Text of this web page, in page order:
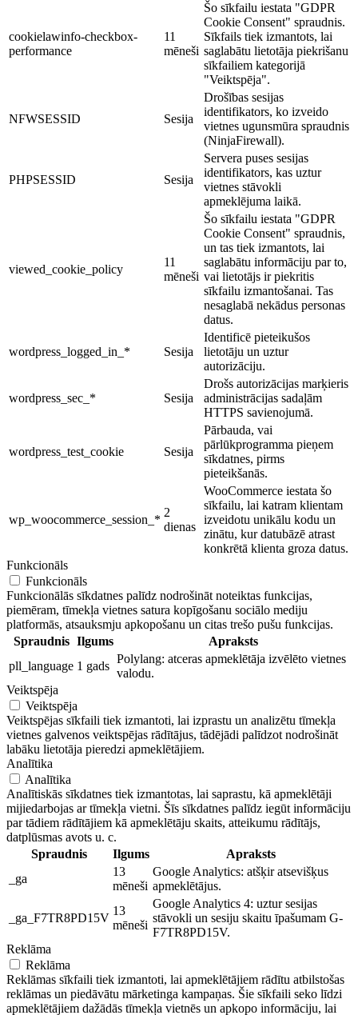
cookielawinfo-checkbox-
performance
11
mēneši
Šo sīkfailu iestata "GDPR
Cookie Consent" spraudnis.
Sīkfails tiek izmantots, lai
saglabātu lietotāja piekrišanu
sīkfailiem kategorijā
"Veiktspēja".
NFWSESSID Sesija
Drošības sesijas
identifikators, ko izveido
vietnes ugunsmūra spraudnis
(NinjaFirewall).
PHPSESSID Sesija
Servera puses sesijas
identifikators, kas uztur
vietnes stāvokli
apmeklējuma laikā.
viewed_cookie_policy
11
mēneši
Šo sīkfailu iestata "GDPR
Cookie Consent" spraudnis,
un tas tiek izmantots, lai
saglabātu informāciju par to,
vai lietotājs ir piekritis
sīkfailu izmantošanai. Tas
nesaglabā nekādus personas
datus.
wordpress_logged_in_* Sesija
Identificē pieteikušos
lietotāju un uztur
autorizāciju.
wordpress_sec_* Sesija
Drošs autorizācijas marķieris
administrācijas sadaļām
HTTPS savienojumā.
wordpress_test_cookie Sesija
Pārbauda, vai
pārlūkprogramma pieņem
sīkdatnes, pirms
pieteikšanās.
wp_woocommerce_session_*
2
dienas
WooCommerce iestata šo
sīkfailu, lai katram klientam
izveidotu unikālu kodu un
zinātu, kur datubāzē atrast
konkrētā klienta groza datus.
Funkcionāls
Funkcionāls
Funkcionālās sīkdatnes palīdz nodrošināt noteiktas funkcijas,
piemēram, tīmekļa vietnes satura kopīgošanu sociālo mediju
platformās, atsauksmju apkopošanu un citas trešo pušu funkcijas.
Spraudnis Ilgums
Apraksts
pll_language 1 gads
Polylang: atceras apmeklētāja izvēlēto vietnes
valodu.
Veiktspēja
Veiktspēja
Veiktspējas sīkfaili tiek izmantoti, lai izprastu un analizētu tīmekļa
vietnes galvenos veiktspējas rādītājus, tādējādi palīdzot nodrošināt
labāku lietotāja pieredzi apmeklētājiem.
Analītika
Analītika
Analītiskās sīkdatnes tiek izmantotas, lai saprastu, kā apmeklētāji
mijiedarbojas ar tīmekļa vietni. Šīs sīkdatnes palīdz iegūt informāciju
par tādiem rādītājiem kā apmeklētāju skaits, atteikumu rādītājs,
datplūsmas avots u. c.
Spraudnis
Ilgums
Apraksts
_ga
13
mēneši
Google Analytics: atšķir atsevišķus
apmeklētājus.
_ga_F7TR8PD15V
13
mēneši
Google Analytics 4: uztur sesijas
stāvokli un sesiju skaitu īpašumam G-
F7TR8PD15V.
Reklāma
Reklāma
Reklāmas sīkfaili tiek izmantoti, lai apmeklētājiem rādītu atbilstošas ​​
reklāmas un piedāvātu mārketinga kampaņas. Šie sīkfaili seko līdzi
apmeklētājiem dažādās tīmekļa vietnēs un apkopo informāciju, lai